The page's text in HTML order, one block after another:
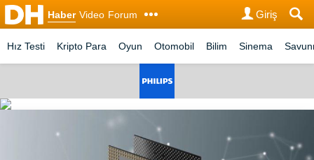
Haber Video Forum Giriş
Hız Testi Kripto Para Oyun Otomobil Bilim Sinema